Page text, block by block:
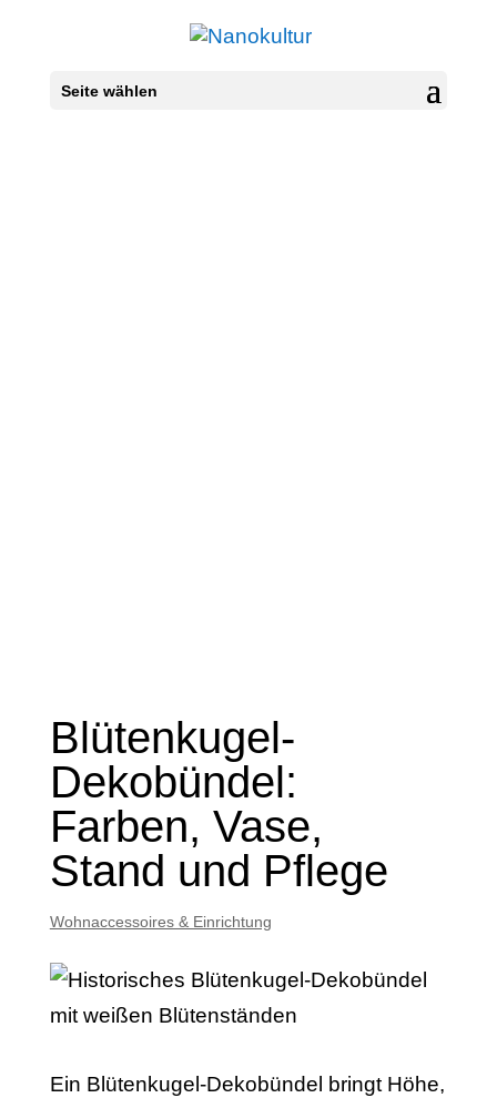
Seite wählen
Blütenkugel-
Dekobündel:
Farben, Vase,
Stand und Pflege
Wohnaccessoires & Einrichtung
Ein Blütenkugel-Dekobündel bringt Höhe,